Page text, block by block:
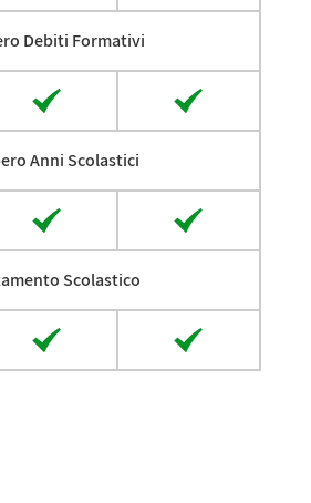
Debiti Formativi
Anni Scolastici
Scolastico